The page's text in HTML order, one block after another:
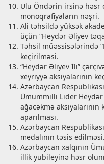
Ulu Öndərin irsinə həsr
monoqrafiyaların nəşri.
Ali təhsildə yüksək
üçün “Heydər Əliyev
Təhsil müəssisələrində
keçirilməsi.
“Heydər Əliyev İli”
xeyriyyə aksiyalarının
Azərbaycan
Ümummilli Lider
ağacəkmə
aparılması.
Azərbaycan
medalının təsis edilməsi.
Azərbaycan xalqının
illik yubileyinə həsr